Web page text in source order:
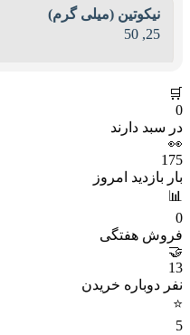
نیکوتین (میلی گرم)
25
,
50
🛒
0
در سبد دارند
👀
175
بار بازدید امروز
📊
0
فروش هفتگی
🤝
13
نفر دوباره خریدن
⭐
5